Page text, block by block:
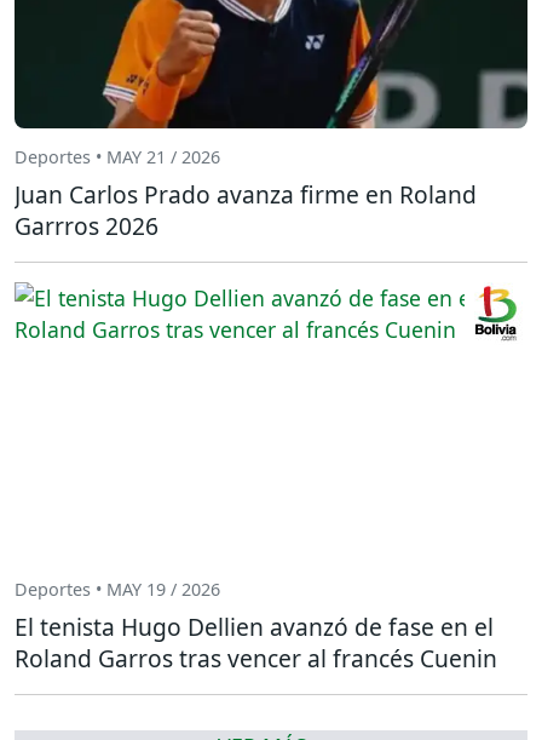
Deportes • MAY 21 / 2026
Juan Carlos Prado avanza firme en Roland
Garrros 2026
Deportes • MAY 19 / 2026
El tenista Hugo Dellien avanzó de fase en el
Roland Garros tras vencer al francés Cuenin